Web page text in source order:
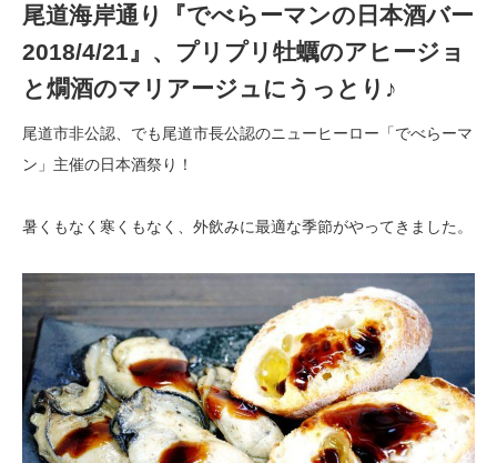
尾道海岸通り『でべらーマンの日本酒バー
2018/4/21』、プリプリ牡蠣のアヒージョ
と燗酒のマリアージュにうっとり♪
尾道市非公認、でも尾道市長公認のニューヒーロー「でべらーマ
ン」主催の日本酒祭り！
暑くもなく寒くもなく、外飲みに最適な季節がやってきました。